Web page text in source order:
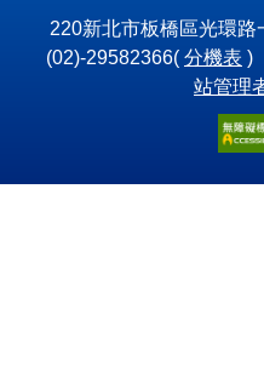
220新北市板橋區光環路
(02)-29582366( 分機表 )
站管理